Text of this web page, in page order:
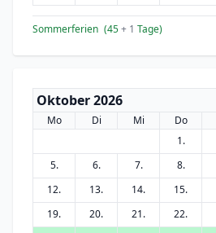
Sommerferien (45+ 1 Tage)
Oktober 2026
Mo Di Mi Do
1.
5.
6. 7. 8.
12.
13. 14. 15.
19.
20. 21. 22.